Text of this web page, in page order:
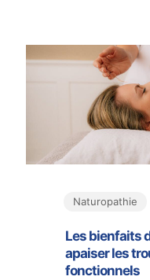
Naturopathie
Les bienfaits
apaiser les
fonctionnels